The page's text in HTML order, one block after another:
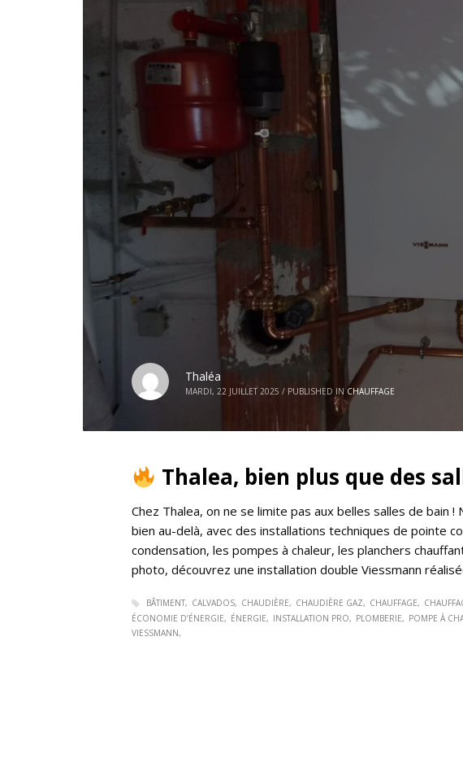
Thaléa
MARDI, 22 JUILLET 2025 / PUBLISHED IN CHAUFFAGE
Thalea, bien plus que des
Chez Thalea, on ne se limite pas aux belles salles de bain
bien au-delà, avec des installations techniques de pointe
condensation, les pompes à chaleur, les planchers
photo, découvrez une installation double Viessmann
BÂTIMENT CALVADOS CHAUDIÈRE CHAUDIÈRE GAZ CHAUFFAGE
ÉCONOMIE D’ÉNERGIE
ÉNERGIE INSTALLATION PRO PLOMBERIE POMPE À
VIESSMANN